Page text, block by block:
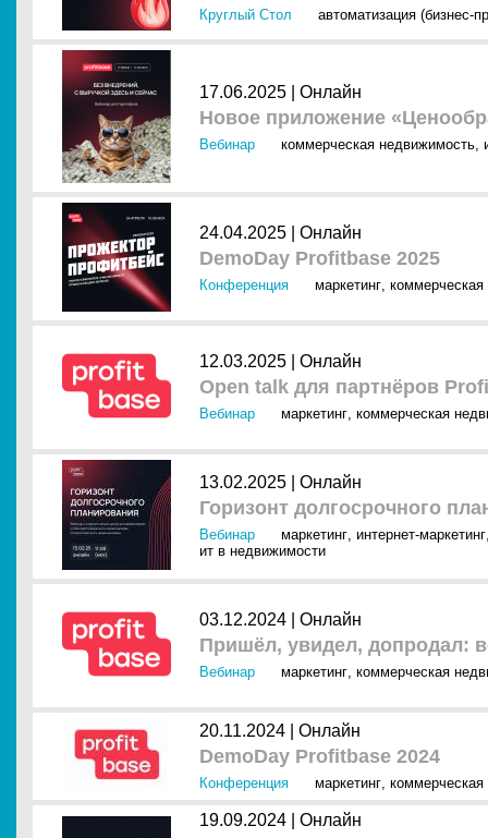
Круглый Стол автоматизация (бизнес-
17.06.2025 | Онлайн
Новое приложение
Вебинар коммерческая недвижимость,
24.04.2025 | Онлайн
DemoDay Profitbase 2025
Конференция маркетинг,
12.03.2025 | Онлайн
Open talk для партнёров
Вебинар маркетинг, коммерческая
13.02.2025 | Онлайн
Горизонт долгосрочного
Вебинар маркетинг, интернет-маркетинг
ит в недвижимости
03.12.2024 | Онлайн
Пришёл, увидел, допродал:
Вебинар маркетинг, коммерческая
20.11.2024 | Онлайн
DemoDay Profitbase 2024
Конференция маркетинг,
19.09.2024 | Онлайн